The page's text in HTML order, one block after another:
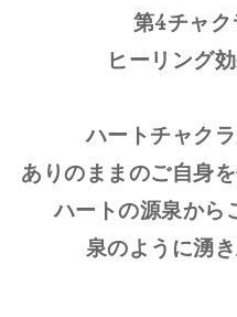
第4チャ
ヒーリング
ハートチャク
ありのままのご自身
ハートの源泉から
泉のように湧